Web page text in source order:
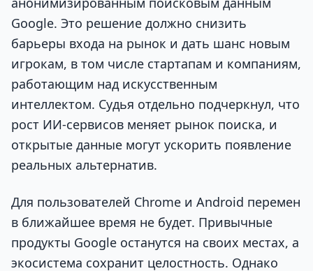
Google. Это решение должно снизить
барьеры входа на рынок и дать шанс новым
игрокам, в том числе стартапам и компаниям,
работающим над искусственным
интеллектом. Судья отдельно подчеркнул, что
рост ИИ-сервисов меняет рынок поиска, и
открытые данные могут ускорить появление
реальных альтернатив.
Для пользователей Chrome и Android перемен
в ближайшее время не будет. Привычные
продукты Google останутся на своих местах, а
экосистема сохранит целостность. Однако